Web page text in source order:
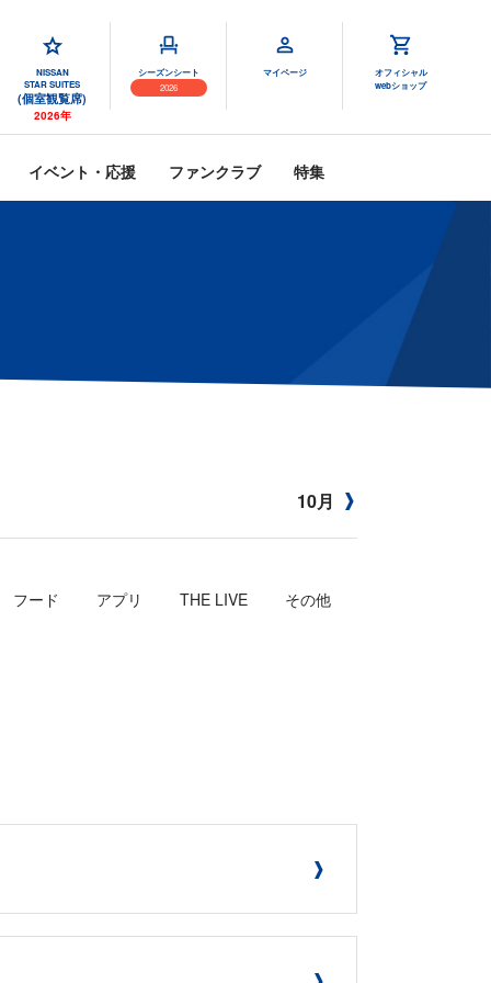
NISSAN
STAR SUITES
(個室観覧席)
2026年
シーズンシート
2026
マイページ
オフィシャル
webショップ
イベント・応援 ファンクラブ 特集
10月
フード アプリ THE LIVE その他